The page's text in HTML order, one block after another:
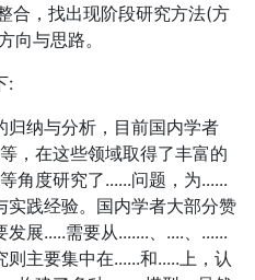
合，找出现阶段研究方法(方
向与思路。
:
归纳与分析，目前国内学者
，在这些领域取得了丰富的
角度研究了......问题，为......
实践经验。国内学者大部分赞
发展.....需要从.......、....、......
主要集中在......和.....上，认